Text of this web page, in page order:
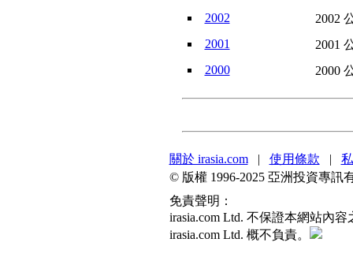
2002
2002
2001
2001
2000
2000
關於 irasia.com| 使用條款 |
© 版權 1996-2025 亞洲投資專訊
免責聲明：
irasia.com Ltd. 不保證本網站內
irasia.com Ltd. 概不負責。